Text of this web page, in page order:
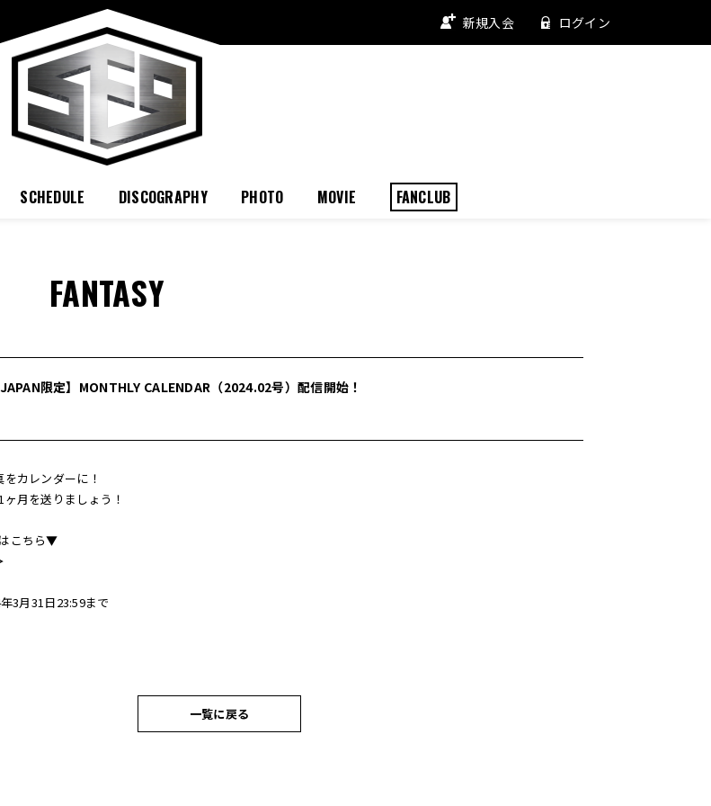
新規入会 ログイン
SCHEDULE DISCOGRAPHY PHOTO MOVIE FANCLUB
FANTASY
JAPAN限定】MONTHLY CALENDAR（2024.02号）配信開始！
カレンダーに！
月を送りましょう！
こちら▼
3月31日23:59まで
一覧に戻る